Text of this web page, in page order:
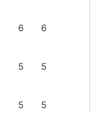
6 6
5 5
5 5